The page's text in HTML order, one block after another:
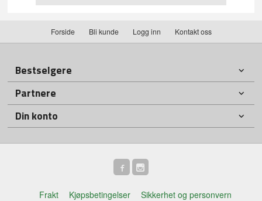
Forside Bli kunde Logg inn Kontakt oss
Bestselgere
Partnere
Din konto
Frakt Kjøpsbetingelser
Sikkerhet og personvern